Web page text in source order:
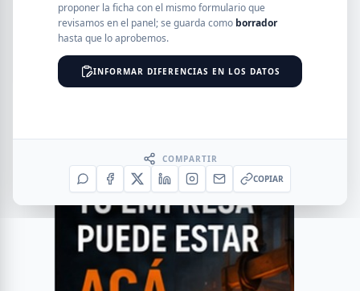
PROVINCIA
proponer la ficha con el mismo formulario que
revisamos en el panel; se guarda como borrador
hasta que lo aprobemos.
INFORMAR DIFERENCIAS EN LOS DATOS
COMPARTIR
COPIAR